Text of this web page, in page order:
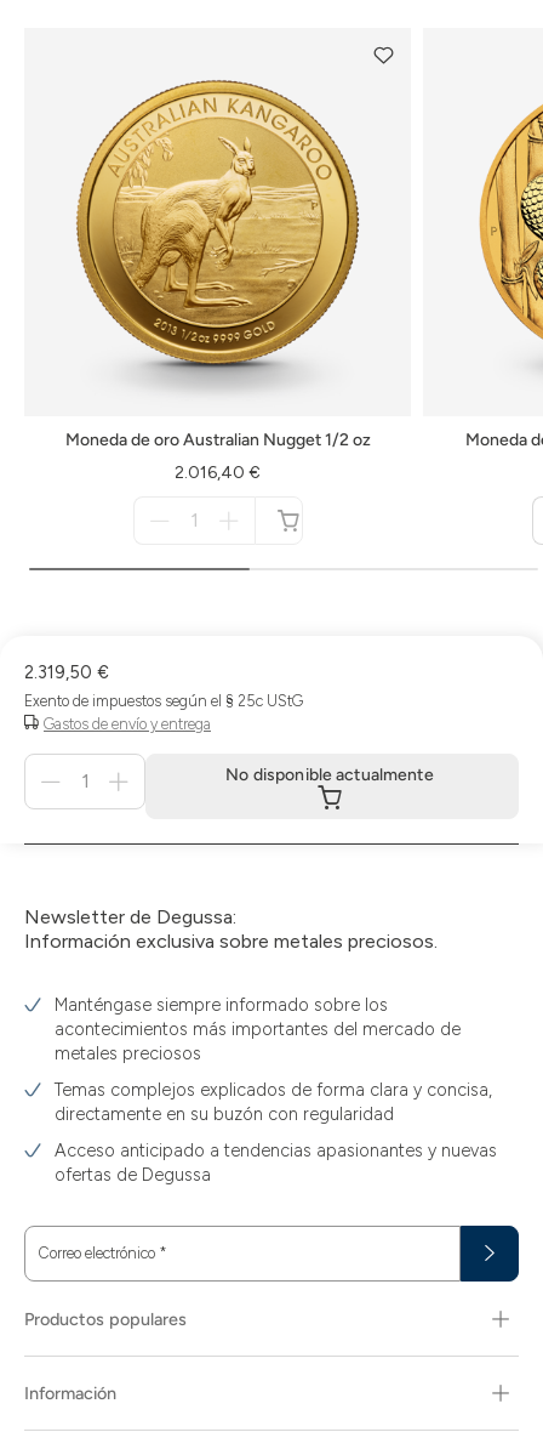
Moneda de oro Australian Nugget 1/2 oz
2.016,40 €
disponible
Moneda
2.319,50 €
Exento de impuestos según el § 25c UStG
Gastos de envío y entrega
No
actualmente
No disponible actualmente
Newsletter de Degussa:
Información exclusiva sobre metales preciosos.
Manténgase siempre informado sobre los
acontecimientos más importantes del mercado de
metales preciosos
Temas complejos explicados de forma clara y concisa,
directamente en su buzón con regularidad
Acceso anticipado a tendencias apasionantes y nuevas
ofertas de Degussa
Correo electrónico *
Productos populares
Información